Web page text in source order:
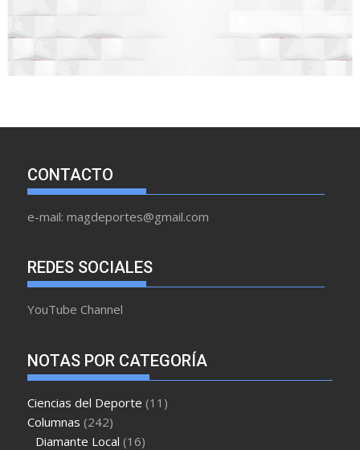
CONTACTO
e-mail: magdeportes@gmail.com
REDES SOCIALES
YouTube Channel
NOTAS POR CATEGORÍA
Ciencias del Deporte (11)
Columnas (242)
Diamante Local (16)